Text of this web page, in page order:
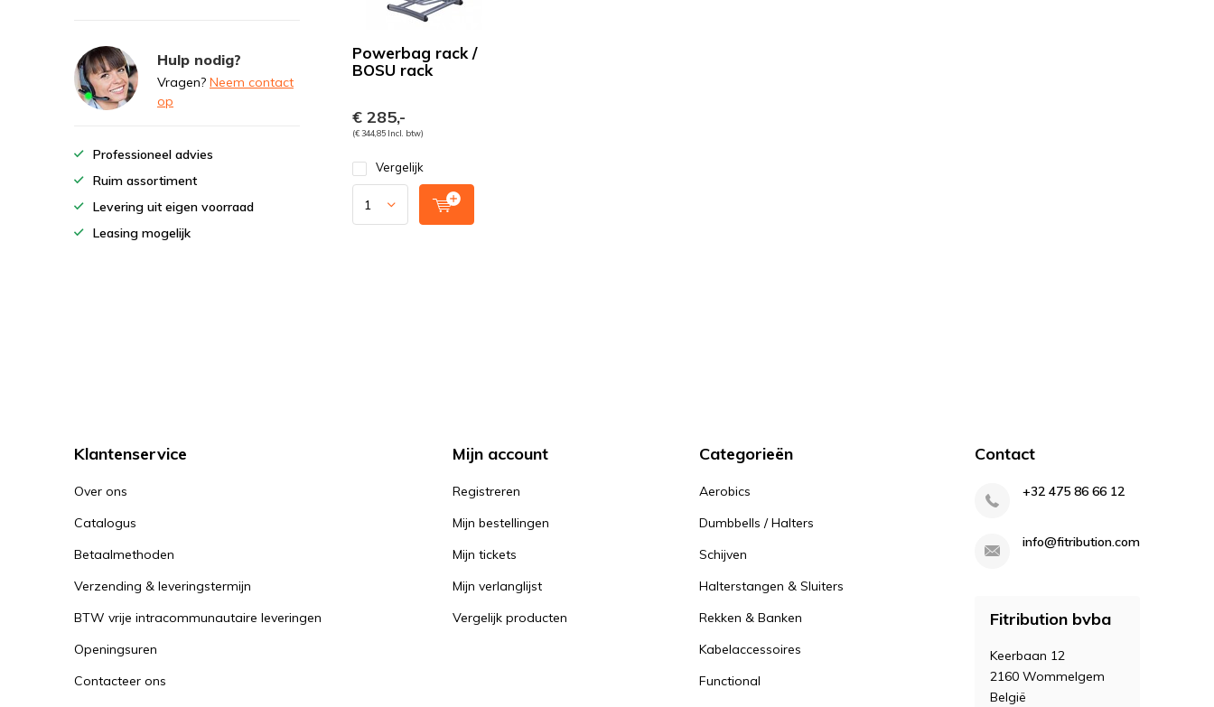
Powerbag rack /
BOSU rack
€ 285,-
(€ 344,85 Incl. btw)
Vergelijk
Hulp nodig?
Vragen? Neem contact
op
Professioneel advies
Ruim assortiment
Levering uit eigen voorraad
Leasing mogelijk
Klantenservice
Over ons
Catalogus
Betaalmethoden
Verzending & leveringstermijn
BTW vrije intracommunautaire leveringen
Openingsuren
Contacteer ons
Mijn account
Registreren
Mijn bestellingen
Mijn tickets
Mijn verlanglijst
Vergelijk producten
Categorieën
Aerobics
Dumbbells / Halters
Schijven
Halterstangen & Sluiters
Rekken & Banken
Kabelaccessoires
Functional
Contact
+32 475 86 66 12
info@fitribution.com
Fitribution bvba
Keerbaan 12
2160 Wommelgem
België